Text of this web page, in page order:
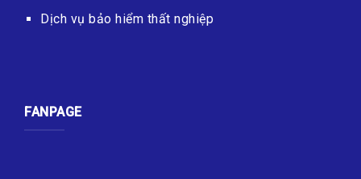
Dịch vụ bảo hiểm thất nghiệp
FANPAGE